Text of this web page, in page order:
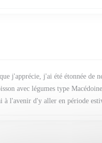
j'apprécie, j'ai été étonnée de
avec légumes type
à l'avenir d'y aller en période